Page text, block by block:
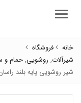
منو
خانه
فروشگاه
شیرآلات, روشویی,حمام و
شیر روشویی پایه بلند